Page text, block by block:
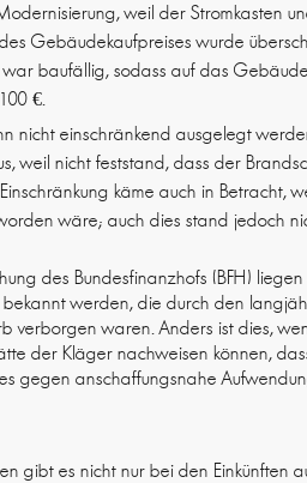
weil der Stromkasten
Gebäudekaufpreises wurde
baufällig, sodass auf das
€.
nicht einschränkend ausgelegt
weil nicht feststand, dass der
käme auch in
wäre; auch dies stand jedoch
des Bundesfinanzhofs (BFH)
werden, die durch den
verborgen waren. Anders ist dies,
der Kläger nachweisen können,
gegen anschaffungsnahe
gibt es nicht nur bei den Einkünften